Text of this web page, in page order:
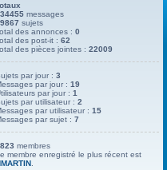
messages
sujets
des annonces :0
des post-it :62
des pièces jointes :22009
par jour :3
par jour :19
par jour :1
par utilisateur :2
par utilisateur :15
par sujet :7
membres
membre enregistré le plus récent est
.